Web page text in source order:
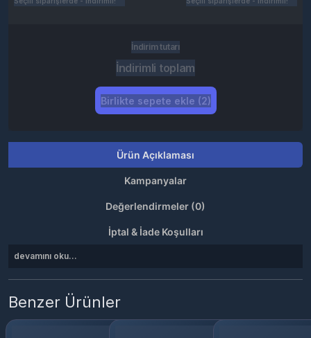
İndirim tutarı
İndirimli toplam
Birlikte sepete ekle (2)
Ürün Açıklaması
Kampanyalar
Değerlendirmeler (0)
İptal & İade Koşulları
devamını oku...
Benzer Ürünler